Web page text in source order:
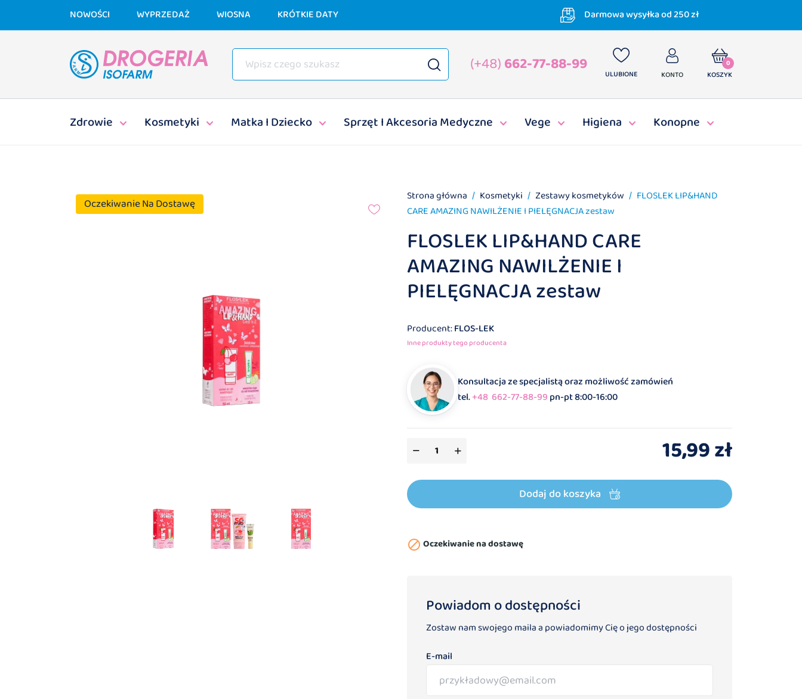
NOWOŚCI WYPRZEDAŻ WIOSNA KRÓTKIE DATY Darmowa wysyłka od 250 zł
(+48)662-77-88-99 ULUBIONE KONTO
0
KOSZYK
Zdrowie Kosmetyki Matka I Dziecko Sprzęt I Akcesoria Medyczne Vege Higiena Konopne
Oczekiwanie Na Dostawę Strona główna Kosmetyki Zestawy kosmetyków
FLOSLEK LIP&HAND
CARE AMAZING NAWILŻENIE I PIELĘGNACJA zestaw
FLOSLEK LIP&HAND CARE
AMAZING NAWILŻENIE I
PIELĘGNACJA zestaw
Producent:FLOS-LEK
Inne produkty tego producenta
Konsultacja ze specjalistą oraz możliwość zamówień
tel.+48 662-77-88-99 pn-pt 8:00-16:00
15,99 zł
Dodaj do koszyka
 Oczekiwanie na dostawę
Powiadom o dostępności
Zostaw nam swojego maila a powiadomimy Cię o jego dostępności
E-mail